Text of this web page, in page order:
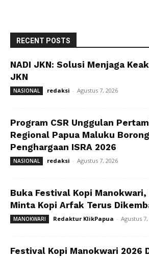
RECENT POSTS
NADI JKN: Solusi Menjaga
JKN
NASIONAL redaksi - Agustus 7, 2026
Program CSR Unggulan
Regional Papua Maluku
Penghargaan ISRA 2026
NASIONAL redaksi - Agustus 7, 2026
Buka Festival Kopi
Minta Kopi Arfak Terus
MANOKWARI Redaktur KlikPapua - Agustus 7,
Festival Kopi Manokwari 2026